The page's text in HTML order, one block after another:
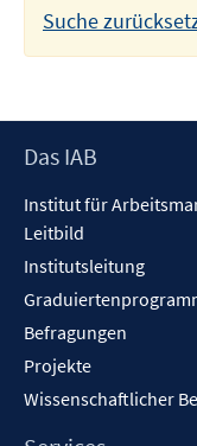
Suche
Footer
Das IAB
Institut für
Leitbild
Institutsleitung
Befragungen
Projekte
Wissenschaftlicher